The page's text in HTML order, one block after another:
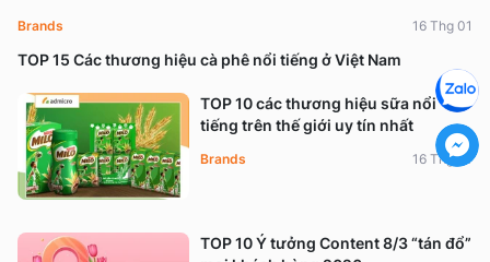
TOP 15 Các thương hiệu cà phê nổi tiếng ở Việt Nam
Brands 16 Thg 01
TOP 10 các thương hiệu sữa nổi
tiếng trên thế giới uy tín nhất
Brands 16 Thg 01
TOP 10 Ý tưởng Content 8/3 “tán đổ”